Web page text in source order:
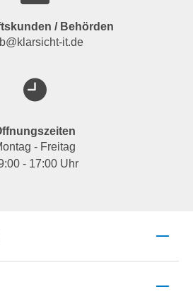
/ Behörden
it.de
- Freitag
- 17:00 Uhr